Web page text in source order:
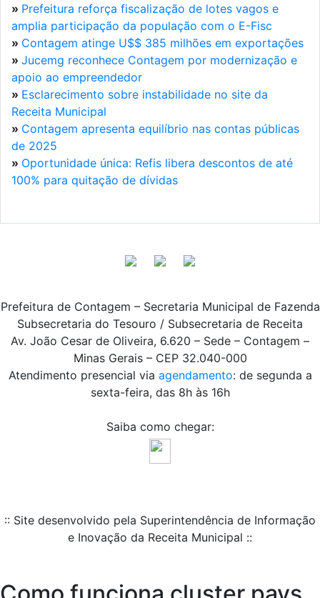
» Prefeitura reforça fiscalização de lotes vagos e
amplia participação da população com o E-Fisc
» Contagem atinge U$$ 385 milhões em exportações
» Jucemg reconhece Contagem por modernização e
apoio ao empreendedor
» Esclarecimento sobre instabilidade no site da
Receita Municipal
» Contagem apresenta equilíbrio nas contas públicas
de 2025
» Oportunidade única: Refis libera descontos de até
100% para quitação de dívidas
Prefeitura de Contagem – Secretaria Municipal de Fazenda
Subsecretaria do Tesouro / Subsecretaria de Receita
Av. João Cesar de Oliveira, 6.620 – Sede – Contagem –
Minas Gerais – CEP 32.040-000
Atendimento presencial via agendamento: de segunda a
sexta-feira, das 8h às 16h
Saiba como chegar:
:: Site desenvolvido pela Superintendência de Informação
e Inovação da Receita Municipal ::